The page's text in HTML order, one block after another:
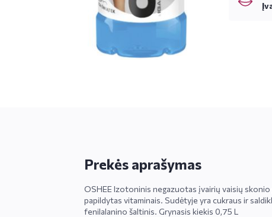
Prekės aprašymas
OSHEE Izotoninis negazuotas įvairių vaisių skonio
papildytas vitaminais. Sudėtyje yra cukraus ir
fenilalanino šaltinis. Grynasis kiekis 0,75 L